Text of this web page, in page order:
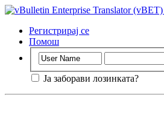
Регистрирај се
Помош
Ја заборави лозинката?